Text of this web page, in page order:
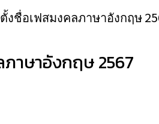
ตั้งชื่อเฟสมงคลภาษาอังกฤษ
าษาอังกฤษ 2567